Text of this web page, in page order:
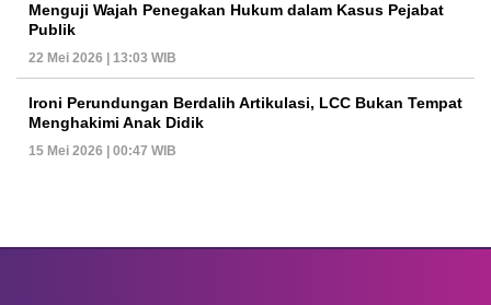
Menguji Wajah Penegakan Hukum dalam Kasus Pejabat
Publik
22 Mei 2026 | 13:03 WIB
Ironi Perundungan Berdalih Artikulasi, LCC Bukan Tempat
Menghakimi Anak Didik
15 Mei 2026 | 00:47 WIB